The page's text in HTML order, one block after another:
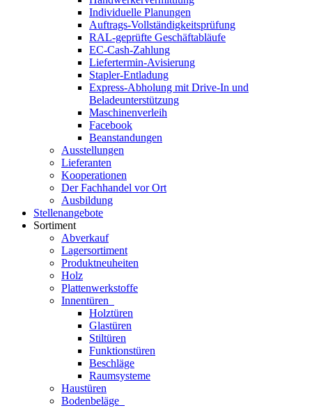
Individuelle Planungen
Auftrags-Vollständigkeitsprüfung
RAL-geprüfte Geschäftabläufe
EC-Cash-Zahlung
Liefertermin-Avisierung
Stapler-Entladung
Express-Abholung mit Drive-In und
Beladeunterstützung
Maschinenverleih
Facebook
Beanstandungen
Ausstellungen
Lieferanten
Kooperationen
Der Fachhandel vor Ort
Ausbildung
Stellenangebote
Sortiment
Abverkauf
Lagersortiment
Produktneuheiten
Holz
Plattenwerkstoffe
Innentüren
Holztüren
Glastüren
Stiltüren
Funktionstüren
Beschläge
Raumsysteme
Haustüren
Bodenbeläge